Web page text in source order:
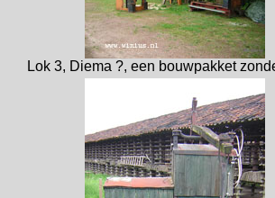
Lok 3, Diema ?, een bouwpakket